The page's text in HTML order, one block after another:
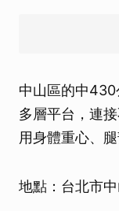
中山區的中430
多層平台，連
用身體重心、
地點：台北市